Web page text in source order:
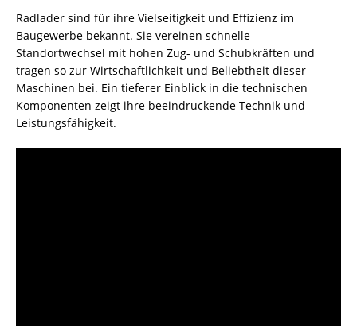
Radlader sind für ihre Vielseitigkeit und Effizienz im
Baugewerbe bekannt. Sie vereinen schnelle
Standortwechsel mit hohen Zug- und Schubkräften und
tragen so zur Wirtschaftlichkeit und Beliebtheit dieser
Maschinen bei. Ein tieferer Einblick in die technischen
Komponenten zeigt ihre beeindruckende Technik und
Leistungsfähigkeit.